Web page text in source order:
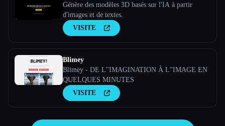
Génère des modèles 3D basés sur l'IA à partir
d'images et de textes.
VISITE
Blimey
Blimey - DE L''IMAGINATION À L''IMAGE EN
QUELQUES MINUTES
VISITE